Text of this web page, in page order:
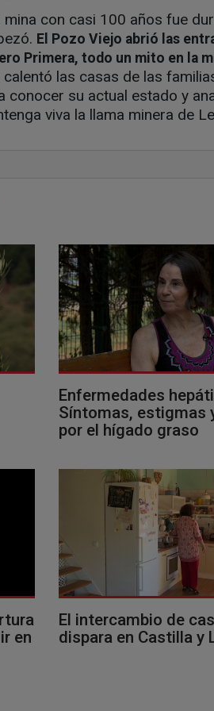
mina con casi 100 años fue
El Pozo Viejo abrió las
Primera, todo un mito en la
calentó las casas de las
conocer su actual estado y
viva la llama minera de
Enfermedades
Síntomas, estigmas
por el hígado graso
en
El intercambio de
dispara en Castilla y